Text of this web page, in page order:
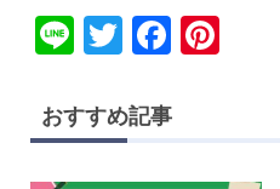
Li
e
T
tt
er
F
c
おすすめ記事